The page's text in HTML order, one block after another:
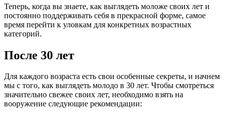
Теперь, когда вы знаете, как выглядеть моложе своих лет и
постоянно поддерживать себя в прекрасной форме, самое
время перейти к уловкам для конкретных возрастных
категорий.
После 30 лет
Для каждого возраста есть свои особенные секреты, и начнем
мы с того, как выглядеть молодо в 30 лет. Чтобы смотреться
значительно свежее своих лет, необходимо взять на
вооружение следующие рекомендации: